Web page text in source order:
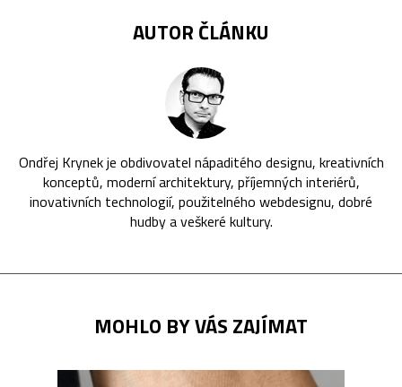
AUTOR ČLÁNKU
Ondřej Krynek je obdivovatel nápaditého designu, kreativních
konceptů, moderní architektury, příjemných interiérů,
inovativních technologií, použitelného webdesignu, dobré
hudby a veškeré kultury.
MOHLO BY VÁS ZAJÍMAT